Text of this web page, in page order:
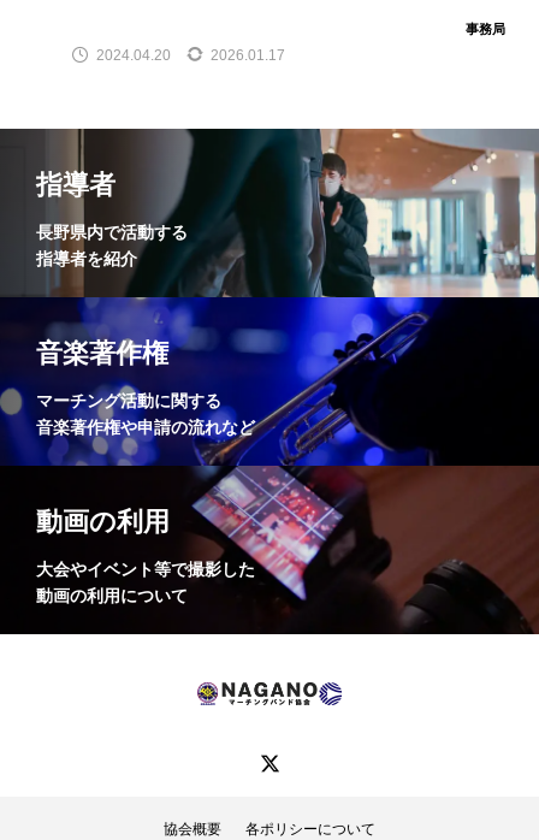
事務局
2024.04.20 2026.01.17
指導者
長野県内で活動する
指導者を紹介
音楽著作権
マーチング活動に関する
音楽著作権や申請の流れなど
動画の利用
大会やイベント等で撮影した
動画の利用について
協会概要 各ポリシーについて